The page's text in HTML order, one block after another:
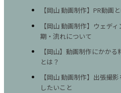
【岡山 動画制作】PR動画
【岡山 動画制作】ウェデ
期・流れについて
【岡山】動画制作にかか
とは？
【岡山 動画制作】出張撮
したいこと